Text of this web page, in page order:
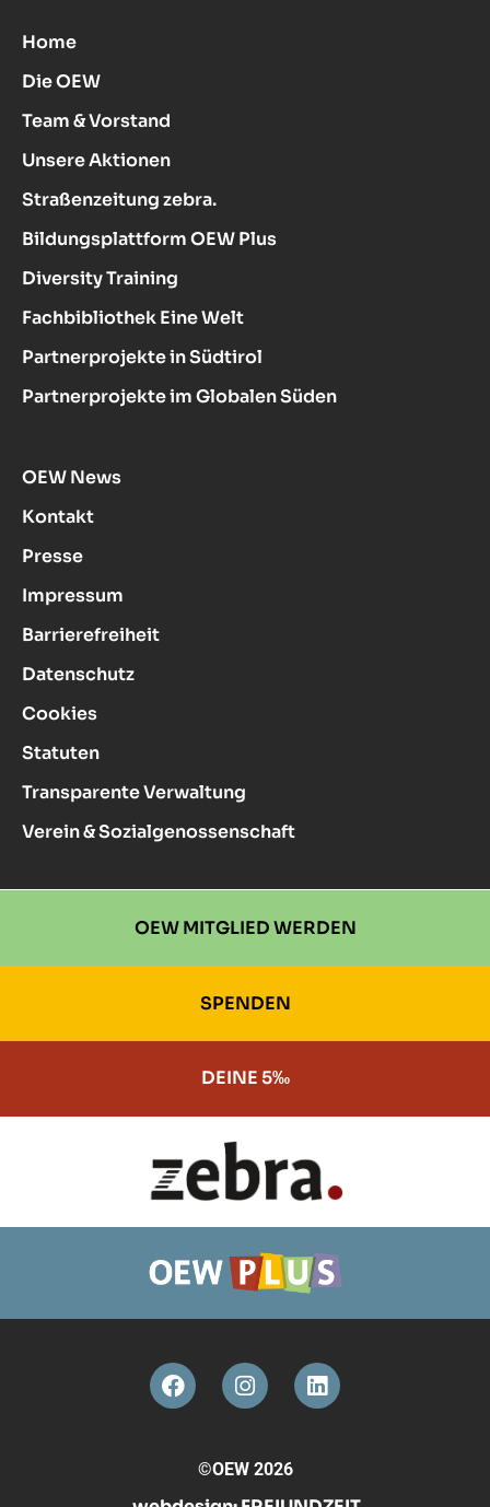
Home
Die OEW
Team & Vorstand
Unsere Aktionen
Straßenzeitung zebra.
Bildungsplattform OEW Plus
Diversity Training
Fachbibliothek Eine Welt
Partnerprojekte in Südtirol
Partnerprojekte im Globalen Süden
OEW News
Kontakt
Presse
Impressum
Barrierefreiheit
Datenschutz
Cookies
Statuten
Transparente Verwaltung
Verein & Sozialgenossenschaft
OEW MITGLIED WERDEN
SPENDEN
DEINE 5‰
©OEW 2026